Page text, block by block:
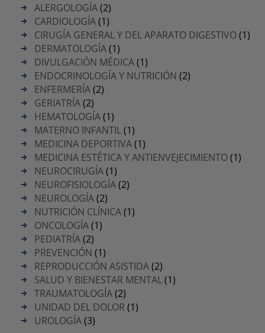
ALERGOLOGÍA(2)
CARDIOLOGÍA(1)
CIRUGÍA GENERAL Y DEL APARATO DIGESTIVO(1)
DERMATOLOGÍA(1)
DIVULGACIÓN MÉDICA(1)
ENDOCRINOLOGÍA Y NUTRICIÓN (2)
ENFERMERÍA(2)
GERIATRÍA(2)
HEMATOLOGÍA(1)
MATERNO INFANTIL(1)
MEDICINA DEPORTIVA(1)
MEDICINA ESTÉTICA Y ANTIENVEJECIMIENTO(1)
NEUROCIRUGÍA(1)
NEUROFISIOLOGÍA(2)
NEUROLOGÍA(2)
NUTRICIÓN CLÍNICA(1)
ONCOLOGÍA(1)
PEDIATRÍA(2)
PREVENCIÓN (1)
REPRODUCCIÓN ASISTIDA(2)
SALUD Y BIENESTAR MENTAL(1)
TRAUMATOLOGÍA(2)
UNIDAD DEL DOLOR(1)
UROLOGÍA(3)